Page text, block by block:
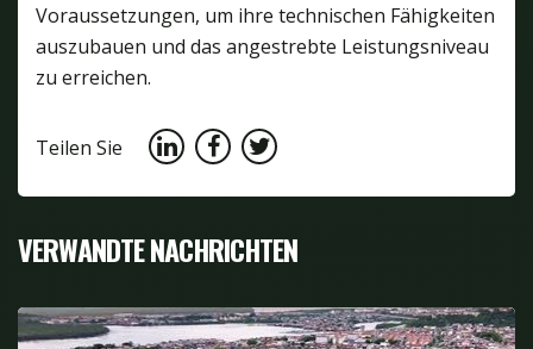
Voraussetzungen, um ihre technischen Fähigkeiten
auszubauen und das angestrebte Leistungsniveau
zu erreichen.
Teilen Sie
VERWANDTE NACHRICHTEN